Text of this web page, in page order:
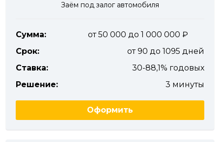
Заём под залог автомобиля
Сумма:
от 50 000 до 1 000 000
Срок:
от 90 до 1095 дней
Ставка:
30-88,1% годовых
Решение:
3 минуты
Оформить